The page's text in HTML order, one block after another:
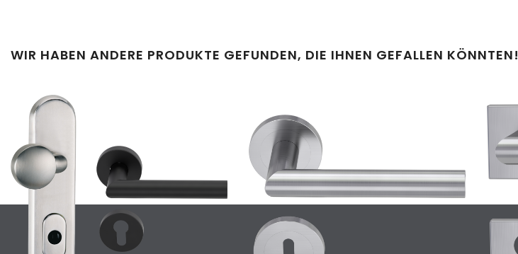
WIR HABEN ANDERE PRODUKTE GEFUNDEN, DIE IHNEN GEFALLEN KÖNNTEN!